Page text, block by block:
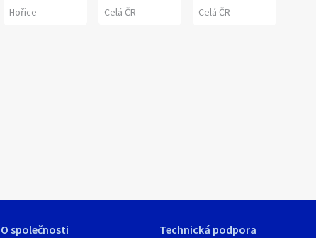
Hořice Celá ČR Celá ČR
O společnosti Technická podpora